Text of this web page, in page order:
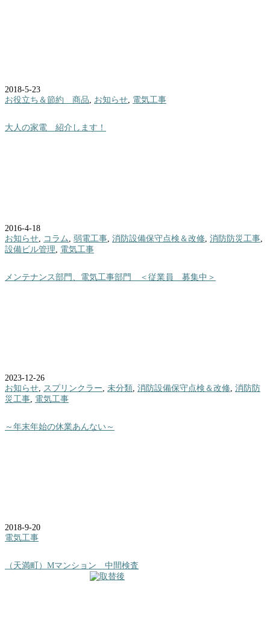
2018-5-23
お役立ち＆節約 商品, お知らせ, 電気工事
大人の家電 紹介します！
2016-4-18
お知らせ, コラム, 弱電工事, 消防設備保守点検＆改修, 消防防災工事,
設備ビル管理, 電気工事
メンテナンス部門、電気工事部門 ＜従業員 募集中＞
2023-12-26
お知らせ, スプリンクラー, 未分類, 消防設備保守点検＆改修, 消防防
災工事, 電気工事
～年末年始の休業あんない～
2018-9-20
電気工事
（天満町）Mマンション 中間検査